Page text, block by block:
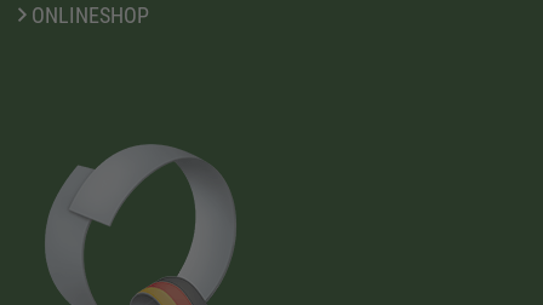
ONLINESHOP